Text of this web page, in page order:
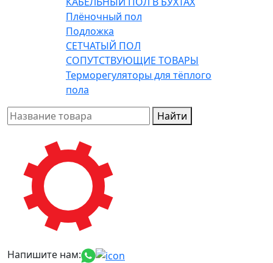
Плёночный пол
Подложка
СЕТЧАТЫЙ ПОЛ
СОПУТСТВУЮЩИЕ ТОВАРЫ
Терморегуляторы для тёплого
пола
Найти
Напишите нам: